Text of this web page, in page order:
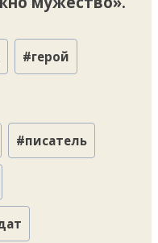
#герой
#писатель